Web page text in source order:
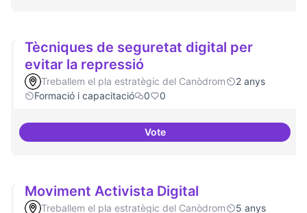
Tècniques de seguretat digital per
evitar la repressió
Treballem el pla estratègic del Canòdrom
2 anys
Formació i capacitació
0 0
VoteTècniques de seguretat digital
Moviment Activista Digital
Treballem el pla estratègic del Canòdrom
5 anys